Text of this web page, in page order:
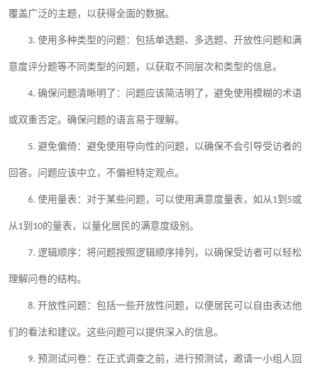
覆盖广泛的主题，以获得全面的数据。
3. 使用多种类型的问题：包括单选题、多选题、开放性问题和满
意度评分题等不同类型的问题，以获取不同层次和类型的信息。
4. 确保问题清晰明了：问题应该简洁明了，避免使用模糊的术语
或双重否定。确保问题的语言易于理解。
5. 避免偏倚：避免使用导向性的问题，以确保不会引导受访者的
回答。问题应该中立，不偏袒特定观点。
6. 使用量表：对于某些问题，可以使用满意度量表，如从1到 5或
从1到 10的量表，以量化居民的满意度级别。
7. 逻辑顺序：将问题按照逻辑顺序排列，以确保受访者可以轻松
理解问卷的结构。
8. 开放性问题：包括一些开放性问题，以便居民可以自由表达他
们的看法和建议。这些问题可以提供深入的信息。
9. 预测试问卷：在正式调查之前，进行预测试，邀请一小组人回